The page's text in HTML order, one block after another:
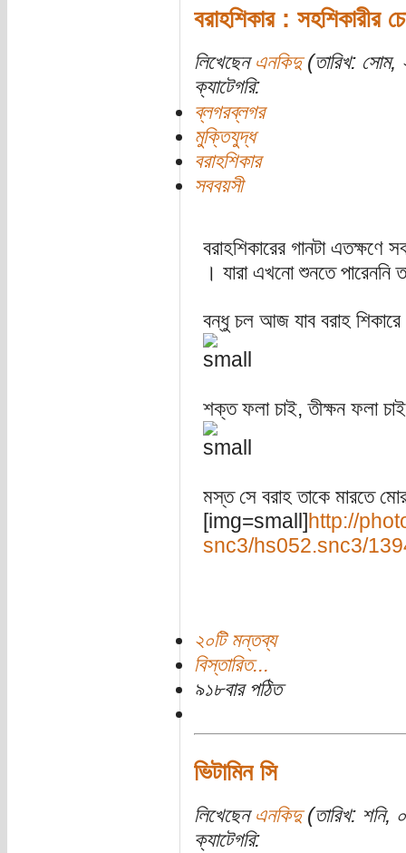
বরাহশিকার : সহশিকারীর
লিখেছেন এনকিদু(তারিখ: সোম,
ক্যাটেগরি:
ব্লগরব্লগর
মুক্তিযুদ্ধ
বরাহশিকার
সববয়সী
বরাহশিকারের গানটা এতক্ষণে
। যারা এখনো শুনতে পারেননি
বন্ধু চল আজ যাব বরাহ শিকারে
শক্ত ফলা চাই, তীক্ষন ফলা চাই
মস্ত সে বরাহ তাকে মারতে
[img=small] http://
snc3/hs052.snc3/
২০টি মন্তব্য
বিস্তারিত...
৯১৮বার পঠিত
ভিটামিন সি
লিখেছেন এনকিদু(তারিখ: শনি,
ক্যাটেগরি: